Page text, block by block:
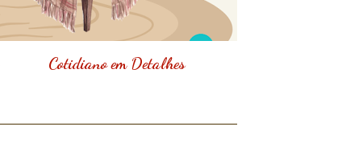
Cotidiano em Detalhes